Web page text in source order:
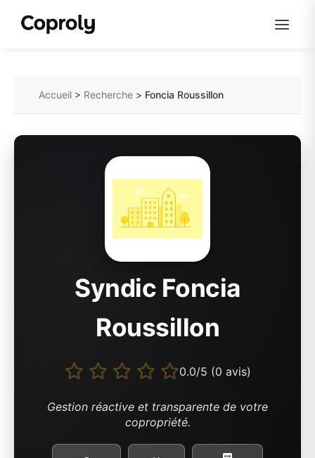
Accueil > Recherche > Foncia Roussillon
Syndic Foncia
Roussillon
0.0/5 (0 avis)
Gestion réactive et transparente de votre
copropriété.